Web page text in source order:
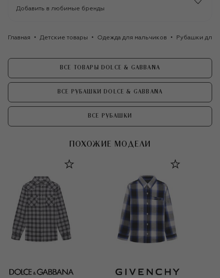
Добавить в любимые бренды
Главная Детские товары Одежда для мальчиков Рубашки для
ВСЕ ТОВАРЫ DOLCE & GABBANA
ВСЕ РУБАШКИ DOLCE & GABBANA
ВСЕ РУБАШКИ
ПОХОЖИЕ МОДЕЛИ